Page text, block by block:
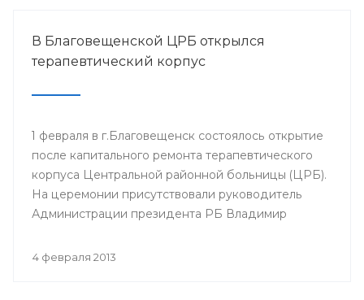
В Благовещенской ЦРБ открылся
терапевтический корпус
1 февраля в г.Благовещенск состоялось открытие
после капитального ремонта терапевтического
корпуса Центральной районной больницы (ЦРБ).
На церемонии присутствовали руководитель
Администрации президента РБ Владимир
Шебаев, глава администрации МР
4 февраля 2013